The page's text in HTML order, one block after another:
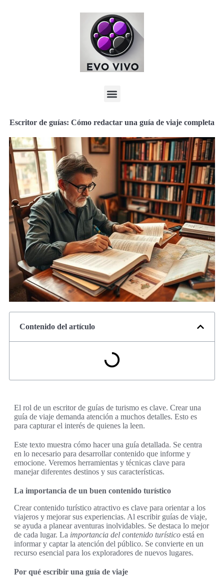
Escritor de guías: Cómo redactar una guía de viaje completa
Contenido del artículo
El rol de un escritor de guías de turismo es clave. Crear una
guía de viaje demanda atención a muchos detalles. Esto es
para capturar el interés de quienes la leen.
Este texto muestra cómo hacer una guía detallada. Se centra
en lo necesario para desarrollar contenido que informe y
emocione. Veremos herramientas y técnicas clave para
manejar diferentes destinos y sus características.
La importancia de un buen contenido turístico
Crear contenido turístico atractivo es clave para orientar a los
viajeros y mejorar sus experiencias. Al escribir guías de viaje,
se ayuda a planear aventuras inolvidables. Se destaca lo mejor
de cada lugar. La importancia del contenido turístico está en
informar y captar la atención del público. Se convierte en un
recurso esencial para los exploradores de nuevos lugares.
Por qué escribir una guía de viaje